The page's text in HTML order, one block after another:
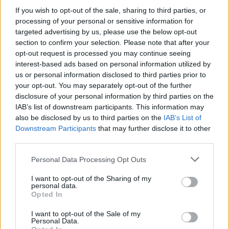
If you wish to opt-out of the sale, sharing to third parties, or
processing of your personal or sensitive information for
targeted advertising by us, please use the below opt-out
section to confirm your selection. Please note that after your
opt-out request is processed you may continue seeing
interest-based ads based on personal information utilized by
us or personal information disclosed to third parties prior to
your opt-out. You may separately opt-out of the further
disclosure of your personal information by third parties on the
IAB’s list of downstream participants. This information may
also be disclosed by us to third parties on the IAB’s List of
Downstream Participants that may further disclose it to other
Personal Data Processing Opt Outs
I want to opt-out of the Sharing of my
personal data.
Opted In
I want to opt-out of the Sale of my
Personal Data.
koridoru Praha - Česká Třebová, byl dnes slavnostně otevřen v
Pardubicích-Svítkově. Celá stavba včetně přeložky silnice do
Srnojed stála podle generálního ředitele dodavatele, Železničního
stavitelství Praha Jindřícha Topola 45 milionů korun.
Dodávky benzinu po požáru nejsou ohroženy
6.10.2000 16:40 | KRALUPY NAD VLTAVOU ( ČIA
Ranní požár v objektu akciové společnosti Česká rafinérská
(ČRa) v
Kralupech nad Vltavou neohrozí dodávky benzinu do distribuční
sítě. Uvedl to mluvčí ČRa Jaroslav Růžek, podle něhož došlo k
havárii během plánované zarážky výroby.
6.10.2000 10:10 | PRAHA (ČIA)
bezpečnost(SÚJB) o povolení ke spuštění reaktoru prvního bloku.
Stalo se tak jen pár hodin po oznámení o ukončení posledních
zkoušek. ČIA to sdělil tiskový mluvčí elektrárny Milan Nebesář.
Odpůrci Temelína blokují česko-rakouské hranice